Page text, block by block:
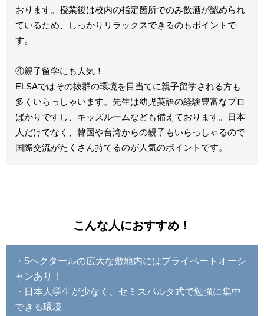
おります。授業後は校内の指定箇所でのみ飲酒が認められ
ているため、しっかりリラックスできるのもポイントで
す。
④親子留学にも人気！
ELSAではその抜群の環境を目当てに親子留学される方も
多くいらっしゃいます。先生は幼児英語の経験豊富なプロ
ばかりですし、キッズルームなども備えております。日本
人だけでなく、韓国や台湾からの親子もいらっしゃるので
国際交流がたくさん持てるのが人気のポイントです。
こんな人におすすめ！
・5ヘクタールの広大な敷地内にはプライベートオーシ
ャンあり！
・日本人学生が少なく、セミスパルタ式で勉強に集中
できる環境